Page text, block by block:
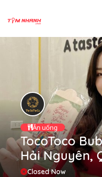
Ăn uống
TocoToco
Hải Nguyên,
Closed Now